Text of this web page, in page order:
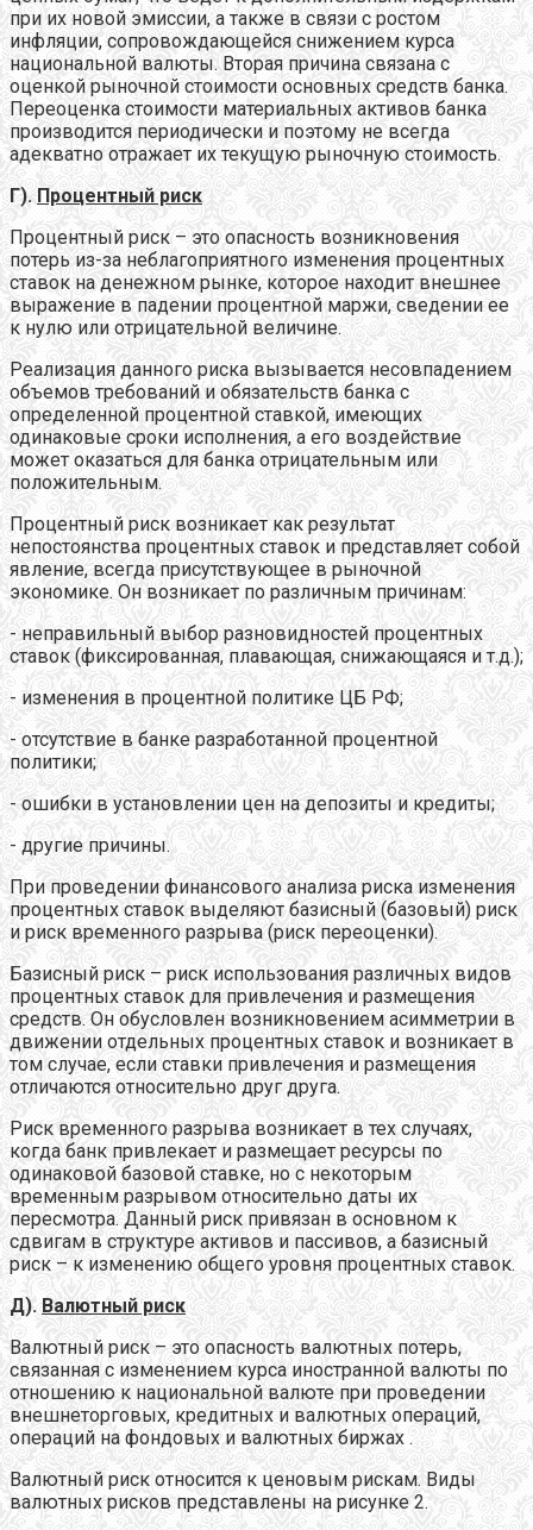
при их новой эмиссии, а также в связи с ростом
инфляции, сопровождающейся снижением курса
национальной валюты. Вторая причина связана с
оценкой рыночной стоимости основных средств банка.
Переоценка стоимости материальных активов банка
производится периодически и поэтому не всегда
адекватно отражает их текущую рыночную стоимость.
Г). Процентный риск
Процентный риск – это опасность возникновения
потерь из-за неблагоприятного изменения процентных
ставок на денежном рынке, которое находит внешнее
выражение в падении процентной маржи, сведении ее
к нулю или отрицательной величине.
Реализация данного риска вызывается несовпадением
объемов требований и обязательств банка с
определенной процентной ставкой, имеющих
одинаковые сроки исполнения, а его воздействие
может оказаться для банка отрицательным или
положительным.
Процентный риск возникает как результат
непостоянства процентных ставок и представляет собой
явление, всегда присутствующее в рыночной
экономике. Он возникает по различным причинам:
- неправильный выбор разновидностей процентных
ставок (фиксированная, плавающая, снижающаяся и т.д.);
- изменения в процентной политике ЦБ РФ;
- отсутствие в банке разработанной процентной
политики;
- ошибки в установлении цен на депозиты и кредиты;
- другие причины.
При проведении финансового анализа риска изменения
процентных ставок выделяют базисный (базовый) риск
и риск временного разрыва (риск переоценки).
Базисный риск – риск использования различных видов
процентных ставок для привлечения и размещения
средств. Он обусловлен возникновением асимметрии в
движении отдельных процентных ставок и возникает в
том случае, если ставки привлечения и размещения
отличаются относительно друг друга.
Риск временного разрыва возникает в тех случаях,
когда банк привлекает и размещает ресурсы по
одинаковой базовой ставке, но с некоторым
временным разрывом относительно даты их
пересмотра. Данный риск привязан в основном к
сдвигам в структуре активов и пассивов, а базисный
риск – к изменению общего уровня процентных ставок.
Д). Валютный риск
Валютный риск – это опасность валютных потерь,
связанная с изменением курса иностранной валюты по
отношению к национальной валюте при проведении
внешнеторговых, кредитных и валютных операций,
операций на фондовых и валютных биржах .
Валютный риск относится к ценовым рискам. Виды
валютных рисков представлены на рисунке 2.